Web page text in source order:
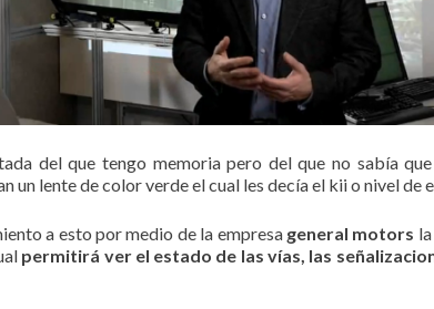
del que tengo memoria pero del que no sabía
un lente de color verde el cual les decía el kii o nivel de
a esto por medio de la empresa general motors
permitirá ver el estado de las vías, las